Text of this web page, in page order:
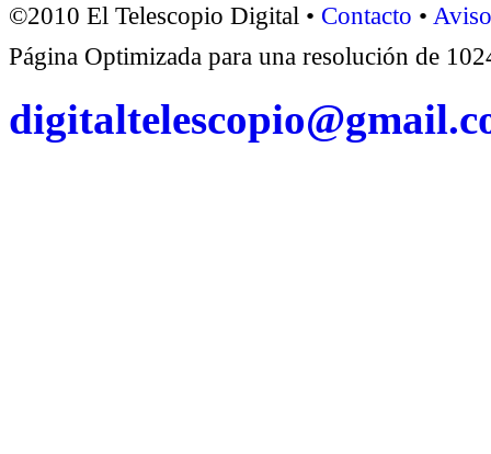
©2010 El Telescopio Digital • Contacto •
Página Optimizada para una resolución de